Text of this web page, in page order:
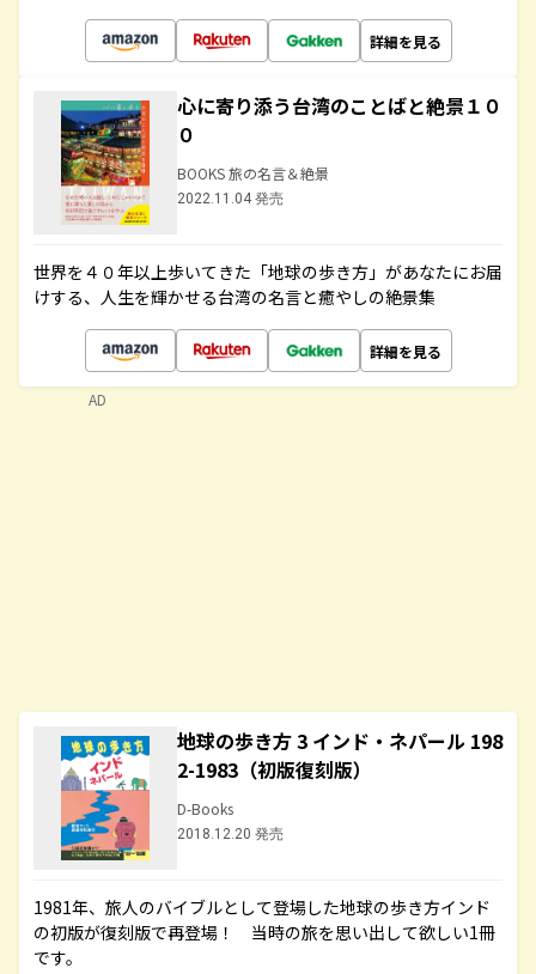
詳細を見る
心に寄り添う台湾のことばと絶景１０
０
BOOKS 旅の名言＆絶景
2022.11.04 発売
世界を４０年以上歩いてきた「地球の歩き方」があなたにお届
けする、人生を輝かせる台湾の名言と癒やしの絶景集
詳細を見る
地球の歩き方 3 インド・ネパール 198
2-1983（初版復刻版）
D-Books
2018.12.20 発売
1981年、旅人のバイブルとして登場した地球の歩き方インド
の初版が復刻版で再登場！ 当時の旅を思い出して欲しい1冊
です。
AD